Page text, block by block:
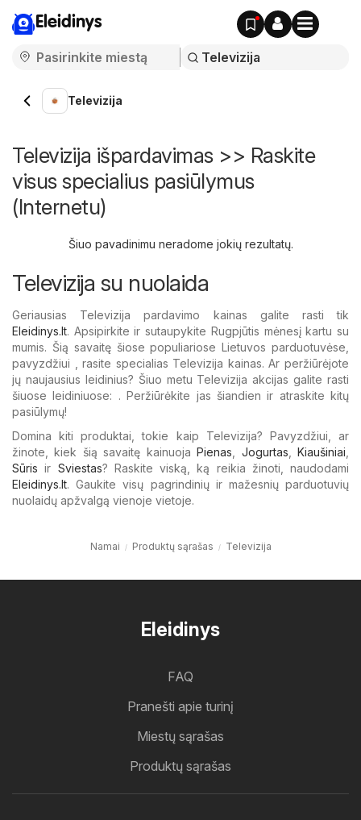
Eleidinys
Televizija
Televizija išpardavimas >> Raskite
visus specialius pasiūlymus
(Internetu)
Šiuo pavadinimu neradome jokių rezultatų.
Televizija su nuolaida
Geriausias Televizija pardavimo kainas galite rasti tik
Eleidinys.lt. Apsipirkite ir sutaupykite Rugpjūtis mėnesį kartu su
mumis. Šią savaitę šiose populiariose Lietuvos parduotuvėse,
pavyzdžiui , rasite specialias Televizija kainas. Ar peržiūrėjote
jų naujausius leidinius? Šiuo metu Televizija akcijas galite rasti
šiuose leidiniuose: . Peržiūrėkite jas šiandien ir atraskite kitų
pasiūlymų!
Domina kiti produktai, tokie kaip Televizija? Pavyzdžiui, ar
žinote, kiek šią savaitę kainuojaPienas Jogurtas ,Kiaušiniai
Sūris ir Sviestas? Raskite viską, ką reikia žinoti, naudodami
Eleidinys.lt. Gaukite visų pagrindinių ir mažesnių parduotuvių
nuolaidų apžvalgą vienoje vietoje.
Namai Produktų sąrašas Televizija
Eleidinys
FAQ
Pranešti apie turinį
Miestų sąrašas
Produktų sąrašas